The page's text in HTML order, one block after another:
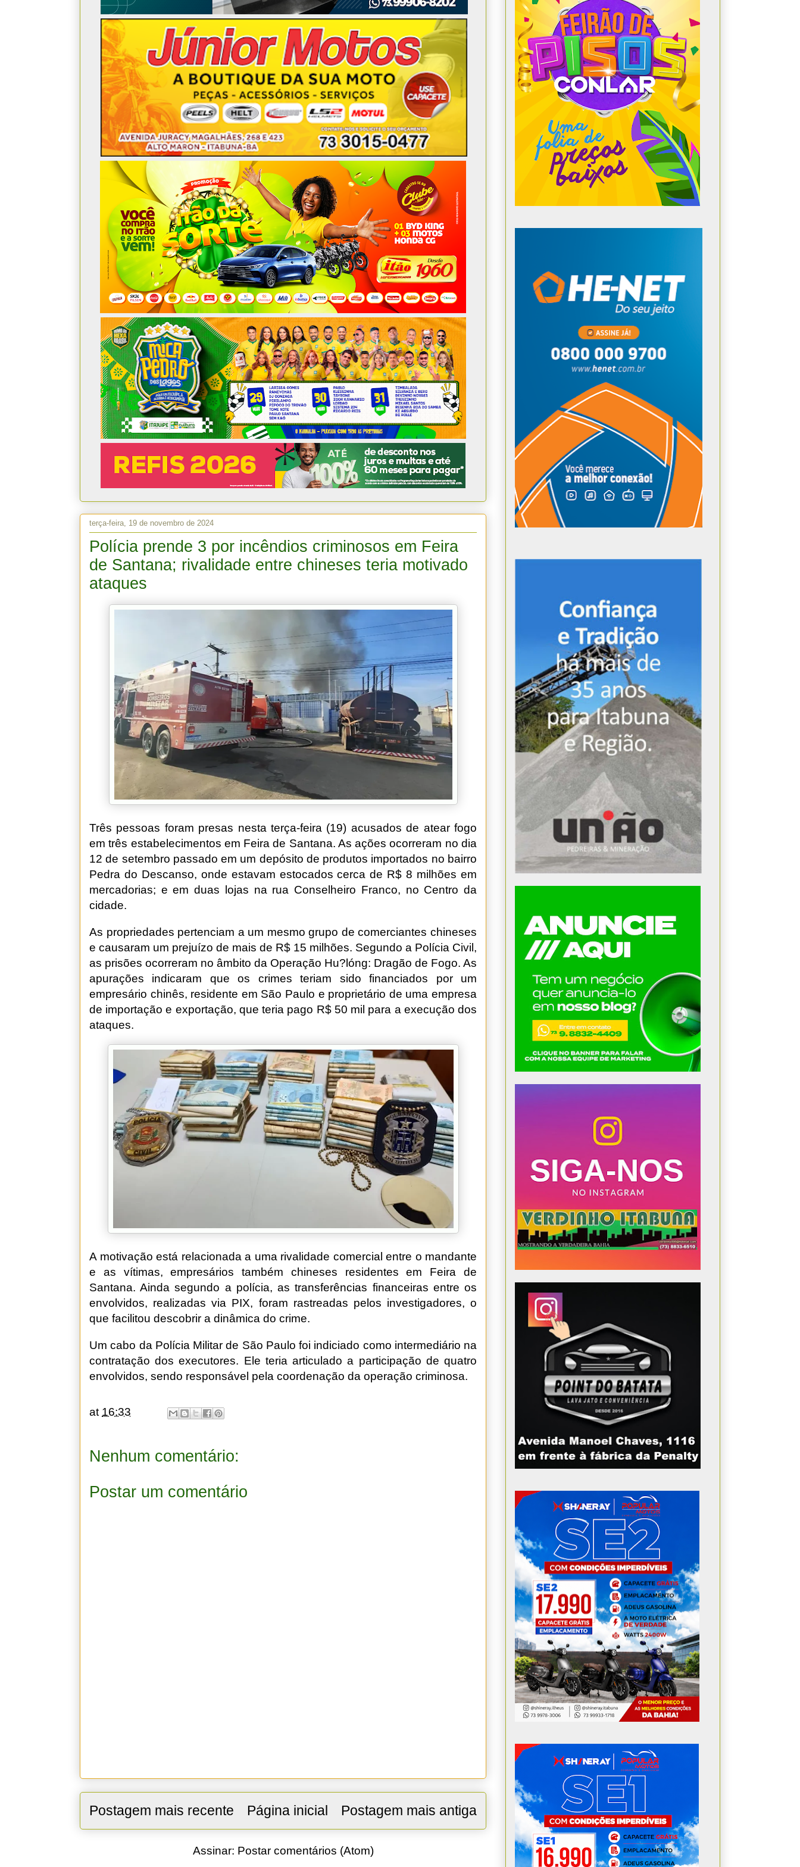
terça-feira, 19 de novembro de 2024
Polícia prende 3 por incêndios criminosos em Feira
de Santana; rivalidade entre chineses teria motivado
ataques
Três pessoas foram presas nesta terça-feira (19) acusados de atear fogo
em três estabelecimentos em Feira de Santana. As ações ocorreram no dia
12 de setembro passado em um depósito de produtos importados no bairro
Pedra do Descanso, onde estavam estocados cerca de R$ 8 milhões em
mercadorias; e em duas lojas na rua Conselheiro Franco, no Centro da
cidade.
As propriedades pertenciam a um mesmo grupo de comerciantes chineses
e causaram um prejuízo de mais de R$ 15 milhões. Segundo a Polícia Civil,
as prisões ocorreram no âmbito da Operação Hu?lóng: Dragão de Fogo. As
apurações indicaram que os crimes teriam sido financiados por um
empresário chinês, residente em São Paulo e proprietário de uma empresa
de importação e exportação, que teria pago R$ 50 mil para a execução dos
ataques.
A motivação está relacionada a uma rivalidade comercial entre o mandante
e as vítimas, empresários também chineses residentes em Feira de
Santana. Ainda segundo a polícia, as transferências financeiras entre os
envolvidos, realizadas via PIX, foram rastreadas pelos investigadores, o
que facilitou descobrir a dinâmica do crime.
Um cabo da Polícia Militar de São Paulo foi indiciado como intermediário na
contratação dos executores. Ele teria articulado a participação de quatro
envolvidos, sendo responsável pela coordenação da operação criminosa.
at 16:33
Nenhum comentário:
Postar um comentário
Postagem mais recente Postagem mais antiga
Página inicial
Assinar: Postar comentários (Atom)